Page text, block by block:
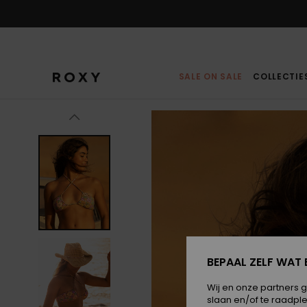
SALE ON SALE
BEPAAL ZELF WAT
Wij en onze partners
slaan en/of te